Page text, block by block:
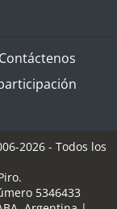
Contáctenos
2026 - Todos los
5346433